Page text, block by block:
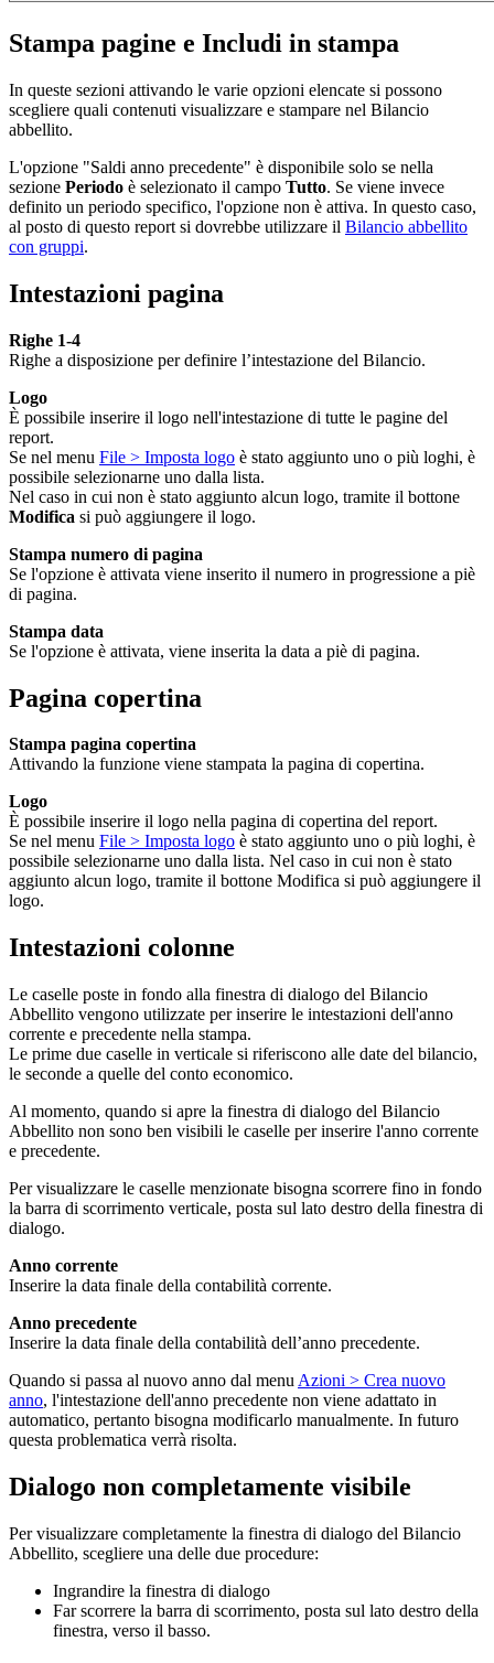
Stampa pagine e Includi in stampa
In queste sezioni attivando le varie opzioni elencate si possono
scegliere quali contenuti visualizzare e stampare nel Bilancio
abbellito.
L'opzione "Saldi anno precedente" è disponibile solo se nella
sezione Periodo è selezionato il campo Tutto. Se viene invece
definito un periodo specifico, l'opzione non è attiva. In questo caso,
al posto di questo report si dovrebbe utilizzare il Bilancio abbellito
con gruppi.
Intestazioni pagina
Righe 1-4
Righe a disposizione per definire l’intestazione del Bilancio.
Logo
È possibile inserire il logo nell'intestazione di tutte le pagine del
report.
Se nel menu File > Imposta logo è stato aggiunto uno o più loghi, è
possibile selezionarne uno dalla lista.
Nel caso in cui non è stato aggiunto alcun logo, tramite il bottone
Modifica si può aggiungere il logo.
Stampa numero di pagina
Se l'opzione è attivata viene inserito il numero in progressione a piè
di pagina.
Stampa data
Se l'opzione è attivata, viene inserita la data a piè di pagina.
Pagina copertina
Stampa pagina copertina
Attivando la funzione viene stampata la pagina di copertina.
Logo
È possibile inserire il logo nella pagina di copertina del report.
Se nel menu File > Imposta logo è stato aggiunto uno o più loghi, è
possibile selezionarne uno dalla lista. Nel caso in cui non è stato
aggiunto alcun logo, tramite il bottone Modifica si può aggiungere il
logo.
Intestazioni colonne
Le caselle poste in fondo alla finestra di dialogo del Bilancio
Abbellito vengono utilizzate per inserire le intestazioni dell'anno
corrente e precedente nella stampa.
Le prime due caselle in verticale si riferiscono alle date del bilancio,
le seconde a quelle del conto economico.
Al momento, quando si apre la finestra di dialogo del Bilancio
Abbellito non sono ben visibili le caselle per inserire l'anno corrente
e precedente.
Per visualizzare le caselle menzionate bisogna scorrere fino in fondo
la barra di scorrimento verticale, posta sul lato destro della finestra di
dialogo.
Anno corrente
Inserire la data finale della contabilità corrente.
Anno precedente
Inserire la data finale della contabilità dell’anno precedente.
Quando si passa al nuovo anno dal menu Azioni > Crea nuovo
anno, l'intestazione dell'anno precedente non viene adattato in
automatico, pertanto bisogna modificarlo manualmente. In futuro
questa problematica verrà risolta.
Dialogo non completamente visibile
Per visualizzare completamente la finestra di dialogo del Bilancio
Abbellito, scegliere una delle due procedure:
Ingrandire la finestra di dialogo
Far scorrere la barra di scorrimento, posta sul lato destro della
finestra, verso il basso.